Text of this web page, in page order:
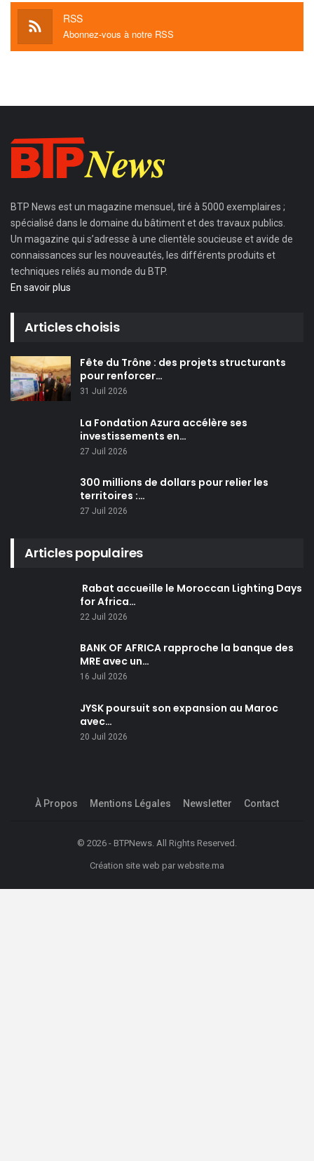
RSS
Abonnez-vous à notre RSS
BTP News est un magazine mensuel, tiré à 5000 exemplaires ;
spécialisé dans le domaine du bâtiment et des travaux publics.
Un magazine qui s’adresse à une clientèle soucieuse et avide de
connaissances sur les nouveautés, les différents produits et
techniques reliés au monde du BTP.
En savoir plus
Articles choisis
Fête du Trône : des projets structurants
pour renforcer…
31 Juil 2026
La Fondation Azura accélère ses
investissements en…
27 Juil 2026
300 millions de dollars pour relier les
territoires :…
27 Juil 2026
Articles populaires
Rabat accueille le Moroccan Lighting Days
for Africa…
22 Juil 2026
BANK OF AFRICA rapproche la banque des
MRE avec un…
16 Juil 2026
JYSK poursuit son expansion au Maroc
avec…
20 Juil 2026
À Propos Mentions Légales Newsletter Contact
© 2026 - BTPNews. All Rights Reserved.
Création site web par website.ma